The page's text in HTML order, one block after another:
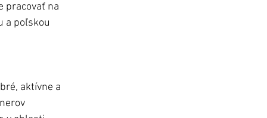
pracovať na
a poľskou
aktívne a